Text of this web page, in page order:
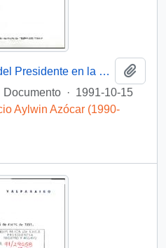
[Agradecen la presencia del Presidente en la Ceremonia Inaugural de la 86a. Conferencia Interparlamentaria]
Documento · 1991-10-15
Aylwin Azócar (1990-